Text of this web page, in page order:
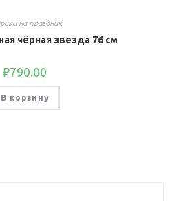
на праздник
чёрная звезда 76 см
₽790.00
В корзину